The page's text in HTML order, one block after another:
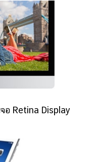
อ Retina Display